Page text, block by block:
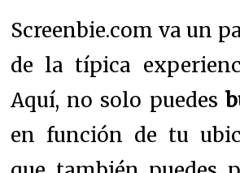
Screenbie.com va un
de la típica
Aquí, no solo puedes
en función de tu